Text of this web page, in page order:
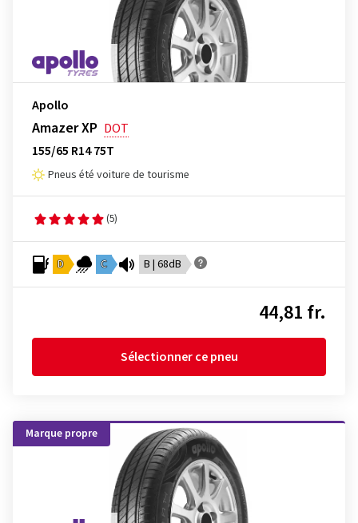
Apollo
Amazer XP DOT
155/65 R14 75T
Pneus été voiture de tourisme
(5)
D C B | 68dB
44,81 fr.
Sélectionner ce pneu
Marque propre